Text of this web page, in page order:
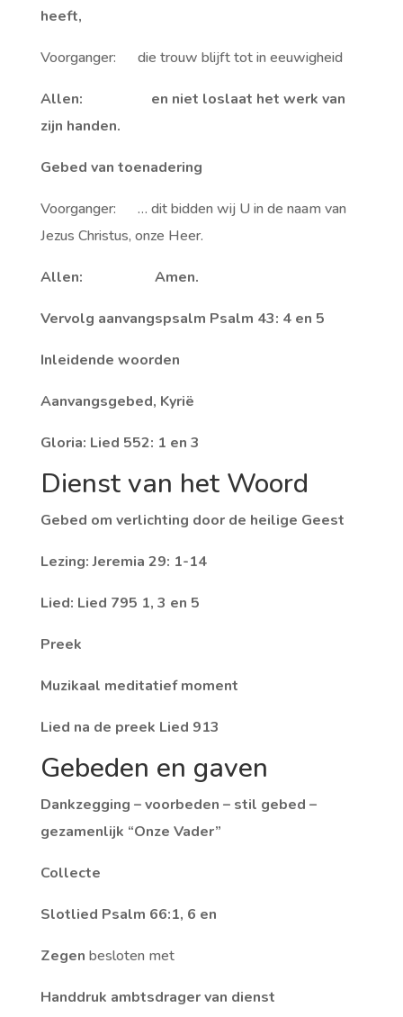
heeft,
Voorganger: die trouw blijft tot in eeuwigheid
Allen: en niet loslaat het werk van
zijn handen.
Gebed van toenadering
Voorganger: … dit bidden wij U in de naam van
Jezus Christus, onze Heer.
Allen: Amen.
Vervolg aanvangspsalm Psalm 43: 4 en 5
Inleidende woorden
Aanvangsgebed, Kyrië
Gloria: Lied 552: 1 en 3
Dienst van het Woord
Gebed om verlichting door de heilige Geest
Lezing: Jeremia 29: 1-14
Lied: Lied 795 1, 3 en 5
Preek
Muzikaal meditatief moment
Lied na de preek Lied 913
Gebeden en gaven
Dankzegging – voorbeden – stil gebed –
gezamenlijk “Onze Vader”
Collecte
Slotlied Psalm 66:1, 6 en
Zegen besloten met
Handdruk ambtsdrager van dienst